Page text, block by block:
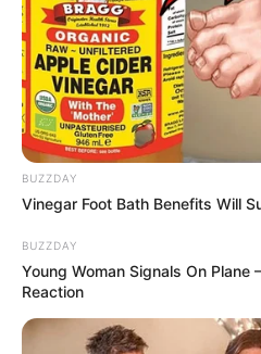
BUZZDAY
Vinegar Foot Bath Benefits Will
BUZZDAY
Young Woman Signals On Plane
Reaction